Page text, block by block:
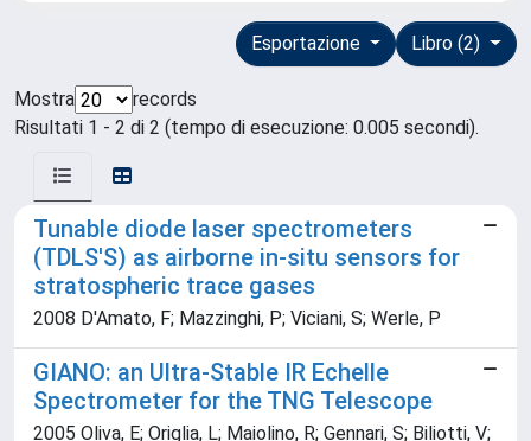
Libro (2)
Esportazione
Mostra
records
Risultati 1 - 2 di 2 (tempo di esecuzione: 0.005 secondi).
Tunable diode laser spectrometers
(TDLS'S) as airborne in-situ sensors for
stratospheric trace gases
2008 D'Amato, F; Mazzinghi, P; Viciani, S; Werle, P
GIANO: an Ultra-Stable IR Echelle
Spectrometer for the TNG Telescope
2005 Oliva, E; Origlia, L; Maiolino, R; Gennari, S; Biliotti, V;